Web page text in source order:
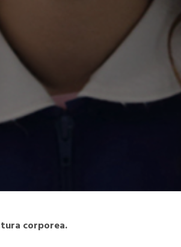
corporea.